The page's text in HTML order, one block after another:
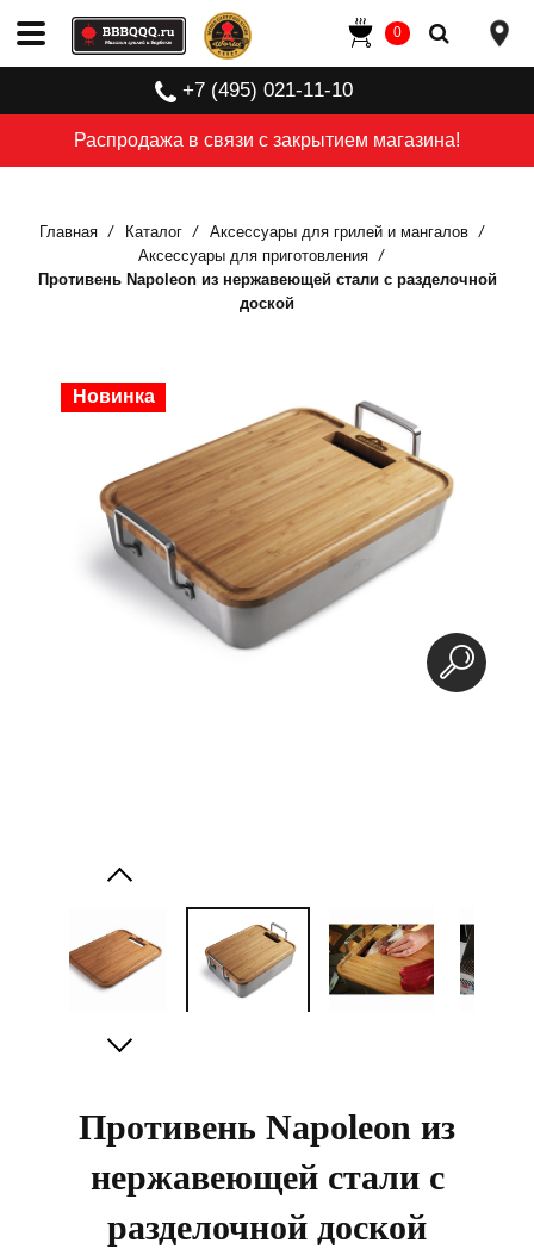
Распродажа в связи с закрытием магазина!
+7 (495) 021-11-10
0
Главная Каталог
Аксессуары для грилей и мангалов
Аксессуары для приготовления
Противень Napoleon из нержавеющей стали с разделочной
доской
Новинка
Новинка
Новинка
Новинка
Противень Napoleon из
нержавеющей стали с
разделочной доской